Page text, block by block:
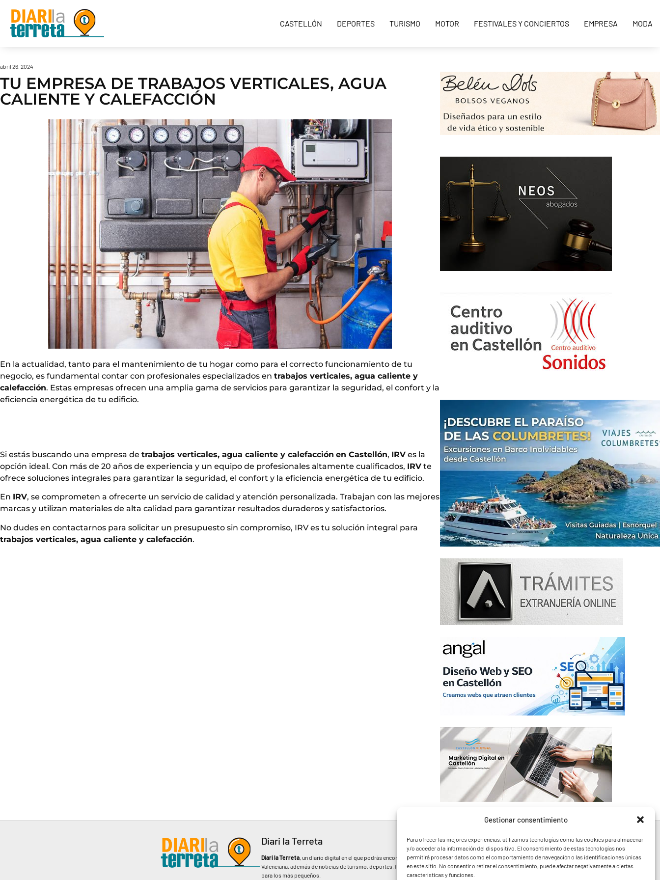
Gestionar consentimiento
Para ofrecer las mejores experiencias, utilizamos tecnologías como las cookies para almacenar
y/o acceder a la información del dispositivo. El consentimiento de estas tecnologías nos
permitirá procesar datos como el comportamiento de navegación o las identificaciones únicas
en este sitio. No consentir o retirar el consentimiento, puede afectar negativamente a ciertas
características y funciones.
CASTELLÓN DEPORTES TURISMO MOTOR FESTIVALES Y CONCIERTOS EMPRESA MODA
abril 26, 2024
TU EMPRESA DE TRABAJOS VERTICALES, AGUA
CALIENTE Y CALEFACCIÓN
En la actualidad, tanto para el mantenimiento de tu hogar como para el correcto funcionamiento de tu
negocio, es fundamental contar con profesionales especializados en trabajos verticales, agua caliente y
calefacción. Estas empresas ofrecen una amplia gama de servicios para garantizar la seguridad, el confort y la
eficiencia energética de tu edificio.
Si estás buscando una empresa de trabajos verticales, agua caliente y calefacción en Castellón, IRV es la
opción ideal. Con más de 20 años de experiencia y un equipo de profesionales altamente cualificados, IRV te
ofrece soluciones integrales para garantizar la seguridad, el confort y la eficiencia energética de tu edificio.
En IRV, se comprometen a ofrecerte un servicio de calidad y atención personalizada. Trabajan con las mejores
marcas y utilizan materiales de alta calidad para garantizar resultados duraderos y satisfactorios.
No dudes en contactarnos para solicitar un presupuesto sin compromiso, IRVes tu solución integral para
trabajos verticales, agua caliente y calefacción.
Diari la Terreta
Diari la Terreta, un diario digital en el que podrás encontrar noticias de toda la Comunidad
Valenciana, además de noticias de turismo, deportes, fiestas regionales, festivales y noticias
para los más pequeños.